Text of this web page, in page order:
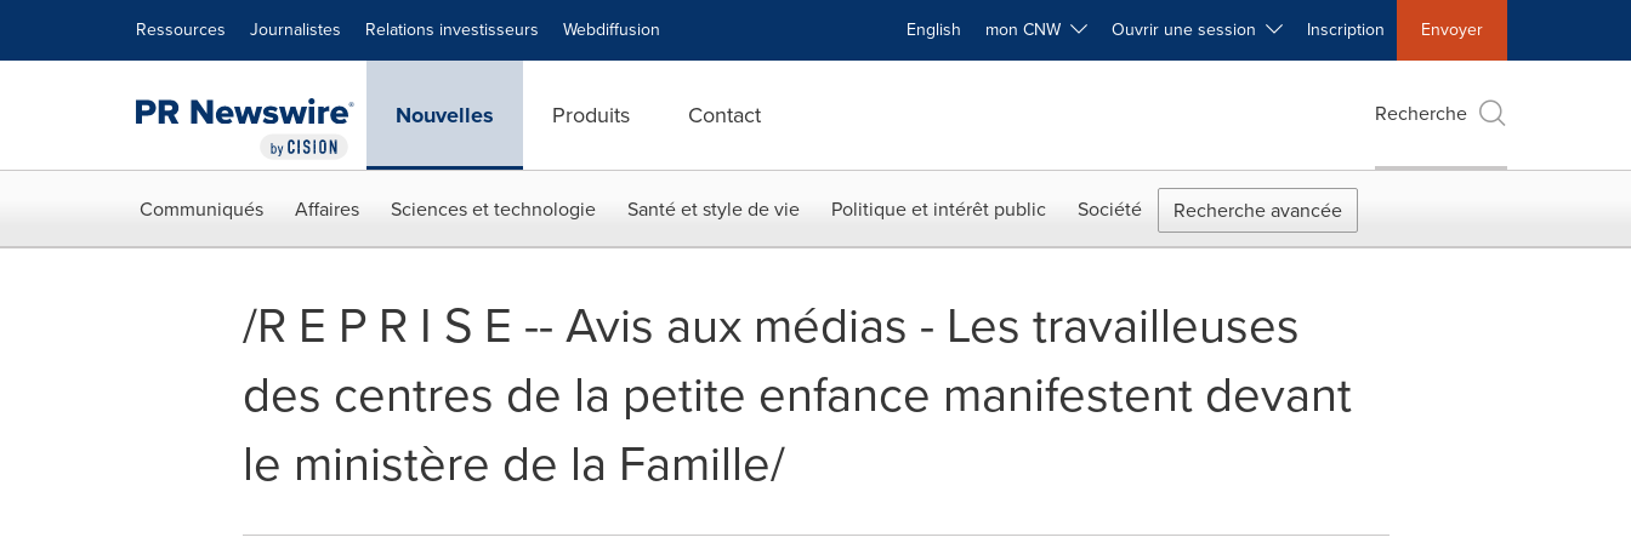
Ressources Journalistes Relations investisseurs Webdiffusion English mon CNW Ouvrir une session Inscription Envoyer
Nouvelles Produits Contact Recherche
Communiqués Affaires Sciences et technologie Santé et style de vie Politique et intérêt public Société Recherche avancée
/R E P R I S E -- Avis aux médias - Les travailleuses
des centres de la petite enfance manifestent devant
le ministère de la Famille/